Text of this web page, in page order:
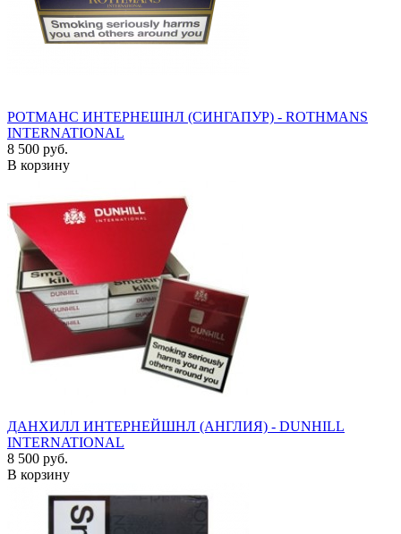
РОТМАНС ИНТЕРНЕШНЛ (СИНГАПУР) - ROTHMANS
INTERNATIONAL
8 500 руб.
В корзину
ДАНХИЛЛ ИНТЕРНЕЙШНЛ (АНГЛИЯ) - DUNHILL
INTERNATIONAL
8 500 руб.
В корзину